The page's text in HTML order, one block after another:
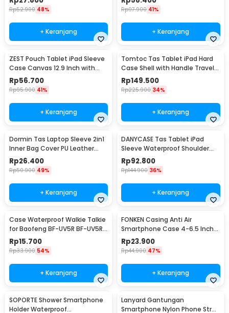
Rp52.900 48%
+ Keranjang
Rp97.900 41%
+ Keranjang
ZEST Pouch Tablet iPad Sleeve
Case Canvas 12.9 Inch with
Handle - BM129
Rp56.700
Rp95.900 41%
+ Keranjang
Tomtoc Tas Tablet iPad Hard
Case Shell with Handle Travel
13 Inch - BM130
Rp149.500
Rp225.900 34%
+ Keranjang
Dormin Tas Laptop Sleeve 2in1
Inner Bag Cover PU Leather
13.3-14 Inch - L15
Rp26.400
Rp50.900 49%
+ Keranjang
DANYCASE Tas Tablet iPad
Sleeve Waterproof Shoulder
Strap 13 Inch - BM140
Rp92.800
Rp144.900 36%
+ Keranjang
Case Waterproof Walkie Talkie
for Baofeng BF-UV5R BF-UV5RE
BF-UV82
Rp15.700
Rp33.900 54%
+ Keranjang
FONKEN Casing Anti Air
Smartphone Case 4-6.5 Inch
Smartphone - C21-12-3
Rp23.900
Rp44.900 47%
+ Keranjang
SOPORTE Shower Smartphone
Holder Waterproof
Lanyard Gantungan
Smartphone Nylon Phone Strap